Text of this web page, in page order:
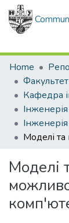
Home
Моделі